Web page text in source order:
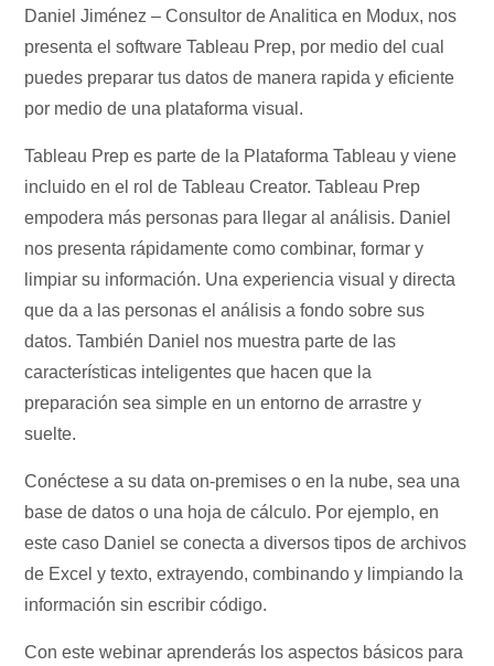
Daniel Jiménez – Consultor de Analitica en Modux, nos
presenta el software Tableau Prep, por medio del cual
puedes preparar tus datos de manera rapida y eficiente
por medio de una plataforma visual.
Tableau Prep es parte de la Plataforma Tableau y viene
incluido en el rol de Tableau Creator. Tableau Prep
empodera más personas para llegar al análisis. Daniel
nos presenta rápidamente como combinar, formar y
limpiar su información. Una experiencia visual y directa
que da a las personas el análisis a fondo sobre sus
datos. También Daniel nos muestra parte de las
características inteligentes que hacen que la
preparación sea simple en un entorno de arrastre y
suelte.
Conéctese a su data on-premises o en la nube, sea una
base de datos o una hoja de cálculo. Por ejemplo, en
este caso Daniel se conecta a diversos tipos de archivos
de Excel y texto, extrayendo, combinando y limpiando la
información sin escribir código.
Con este webinar aprenderás los aspectos básicos para